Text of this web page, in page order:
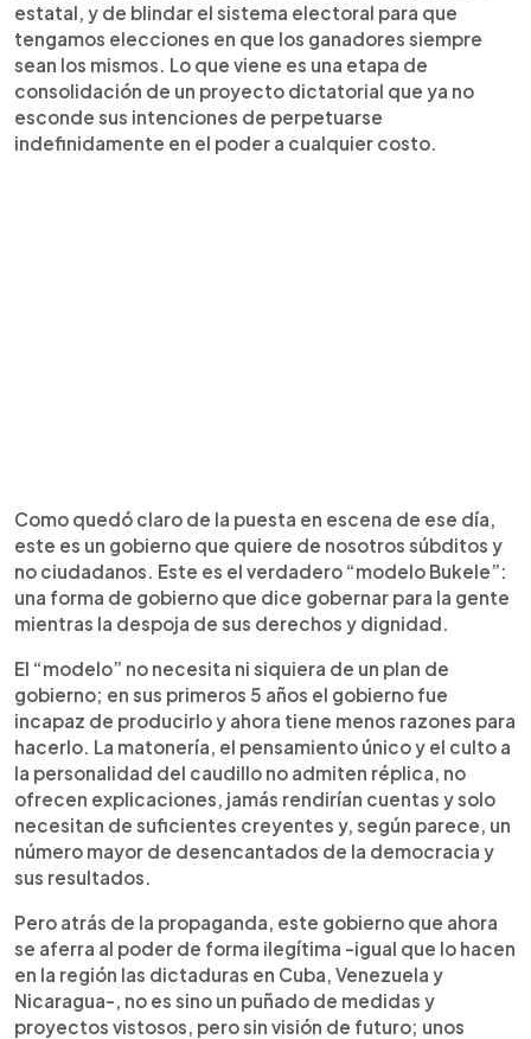
estatal, y de blindar el sistema electoral para que
tengamos elecciones en que los ganadores siempre
sean los mismos. Lo que viene es una etapa de
consolidación de un proyecto dictatorial que ya no
esconde sus intenciones de perpetuarse
indefinidamente en el poder a cualquier costo.
Como quedó claro de la puesta en escena de ese día,
este es un gobierno que quiere de nosotros súbditos y
no ciudadanos. Este es el verdadero “modelo Bukele”:
una forma de gobierno que dice gobernar para la gente
mientras la despoja de sus derechos y dignidad.
El “modelo” no necesita ni siquiera de un plan de
gobierno; en sus primeros 5 años el gobierno fue
incapaz de producirlo y ahora tiene menos razones para
hacerlo. La matonería, el pensamiento único y el culto a
la personalidad del caudillo no admiten réplica, no
ofrecen explicaciones, jamás rendirían cuentas y solo
necesitan de suficientes creyentes y, según parece, un
número mayor de desencantados de la democracia y
sus resultados.
Pero atrás de la propaganda, este gobierno que ahora
se aferra al poder de forma ilegítima -igual que lo hacen
en la región las dictaduras en Cuba, Venezuela y
Nicaragua-, no es sino un puñado de medidas y
proyectos vistosos, pero sin visión de futuro; unos